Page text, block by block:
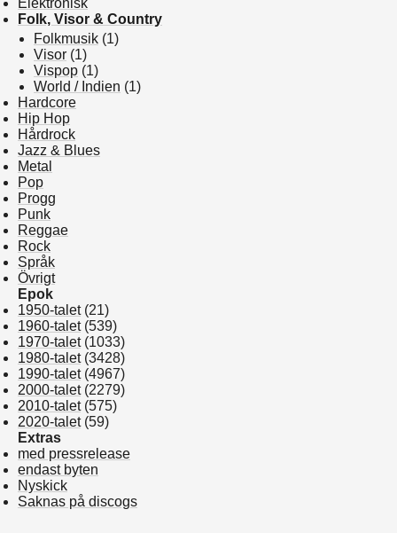
Elektronisk
Folk, Visor & Country
Folkmusik (1)
Visor (1)
Vispop (1)
World / Indien (1)
Hardcore
Hip Hop
Hårdrock
Jazz & Blues
Metal
Pop
Progg
Punk
Reggae
Rock
Språk
Övrigt
Epok
1950-talet(21)
1960-talet(539)
1970-talet(1033)
1980-talet(3428)
1990-talet(4967)
2000-talet(2279)
2010-talet(575)
2020-talet(59)
Extras
med pressrelease
endast byten
Nyskick
Saknas på discogs